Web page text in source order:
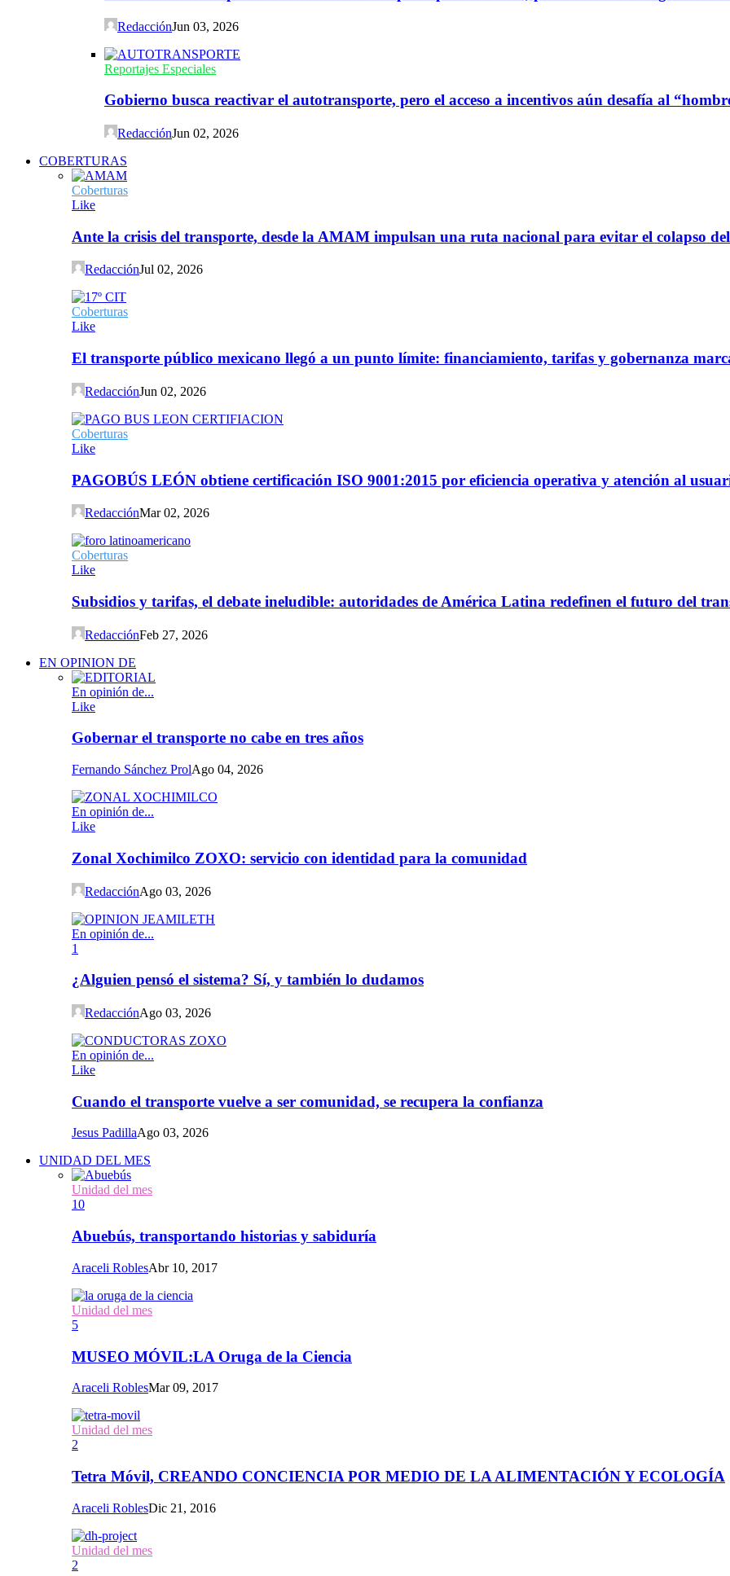
RedacciónJun 03, 2026
Reportajes Especiales
Gobierno busca reactivar el autotransporte, pero el acceso a incentivos aún desafía al
RedacciónJun 02, 2026
COBERTURAS
Coberturas
Like
Ante la crisis del transporte, desde la AMAM impulsan una ruta nacional para evitar el colapso del
RedacciónJul 02, 2026
Coberturas
Like
El transporte público mexicano llegó a un punto límite: financiamiento, tarifas y gobernanza
RedacciónJun 02, 2026
Coberturas
Like
PAGOBÚS LEÓN obtiene certificación ISO 9001:2015 por eficiencia operativa y atención al
RedacciónMar 02, 2026
Coberturas
Like
Subsidios y tarifas, el debate ineludible: autoridades de América Latina redefinen el futuro del
RedacciónFeb 27, 2026
EN OPINION DE
En opinión de...
Like
Gobernar el transporte no cabe en tres años
Fernando Sánchez ProlAgo 04, 2026
En opinión de...
Like
Zonal Xochimilco ZOXO: servicio con identidad para la comunidad
RedacciónAgo 03, 2026
En opinión de...
1
¿Alguien pensó el sistema? Sí, y también lo dudamos
RedacciónAgo 03, 2026
En opinión de...
Like
Cuando el transporte vuelve a ser comunidad, se recupera la confianza
Jesus PadillaAgo 03, 2026
UNIDAD DEL MES
Unidad del mes
10
Abuebús, transportando historias y sabiduría
Araceli RoblesAbr 10, 2017
Unidad del mes
5
MUSEO MÓVIL:LA Oruga de la Ciencia
Araceli RoblesMar 09, 2017
Unidad del mes
2
Tetra Móvil, CREANDO CONCIENCIA POR MEDIO DE LA ALIMENTACIÓN Y ECOLOGÍA
Araceli RoblesDic 21, 2016
Unidad del mes
2